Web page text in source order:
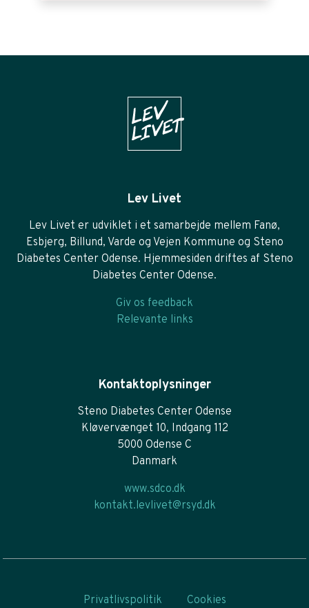
Lev Livet
Lev Livet er udviklet i et samarbejde mellem Fanø,
Esbjerg, Billund, Varde og Vejen Kommune og Steno
Diabetes Center Odense. Hjemmesiden driftes af Steno
Diabetes Center Odense.
Giv os feedback
Relevante links
Kontaktoplysninger
Steno Diabetes Center Odense
Kløvervænget 10, Indgang 112
5000 Odense C
Danmark
www.sdco.dk
kontakt.levlivet@rsyd.dk
Privatlivspolitik Cookies